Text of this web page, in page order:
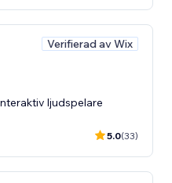
Verifierad av Wix
ljudspelare
5.0(33)